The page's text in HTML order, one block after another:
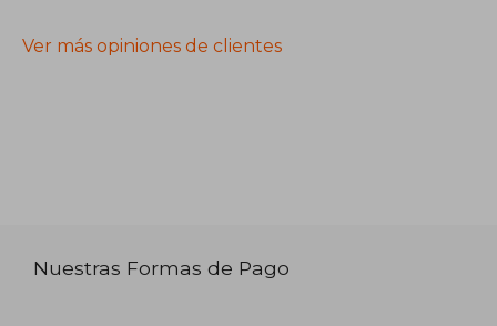
Ver más opiniones de clientes
Nuestras Formas de Pago